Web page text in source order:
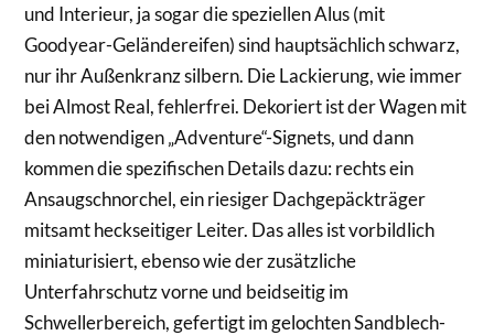
und Interieur, ja sogar die speziellen Alus (mit
Goodyear-Geländereifen) sind hauptsächlich schwarz,
nur ihr Außenkranz silbern. Die Lackierung, wie immer
bei Almost Real, fehlerfrei. Dekoriert ist der Wagen mit
den notwendigen „Adventure“-Signets, und dann
kommen die spezifischen Details dazu: rechts ein
Ansaugschnorchel, ein riesiger Dachgepäckträger
mitsamt heckseitiger Leiter. Das alles ist vorbildlich
miniaturisiert, ebenso wie der zusätzliche
Unterfahrschutz vorne und beidseitig im
Schwellerbereich, gefertigt im gelochten Sandblech-